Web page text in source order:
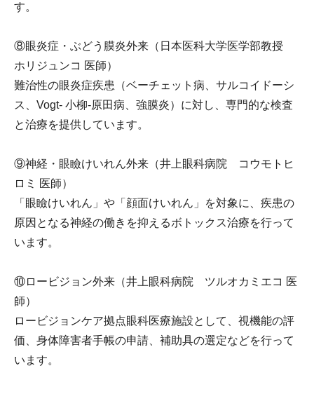
す。
⑧眼炎症・ぶどう膜炎外来（日本医科大学医学部教授
ホリジュンコ 医師）
難治性の眼炎症疾患（ベーチェット病、サルコイドーシ
ス、Vogt- 小柳-原田病、強膜炎）に対し、専門的な検査
と治療を提供しています。
⑨神経・眼瞼けいれん外来（井上眼科病院 コウモトヒ
ロミ 医師）
「眼瞼けいれん」や「顔面けいれん」を対象に、疾患の
原因となる神経の働きを抑えるボトックス治療を行って
います。
⑩ロービジョン外来（井上眼科病院 ツルオカミエコ 医
師）
ロービジョンケア拠点眼科医療施設として、視機能の評
価、身体障害者手帳の申請、補助具の選定などを行って
います。